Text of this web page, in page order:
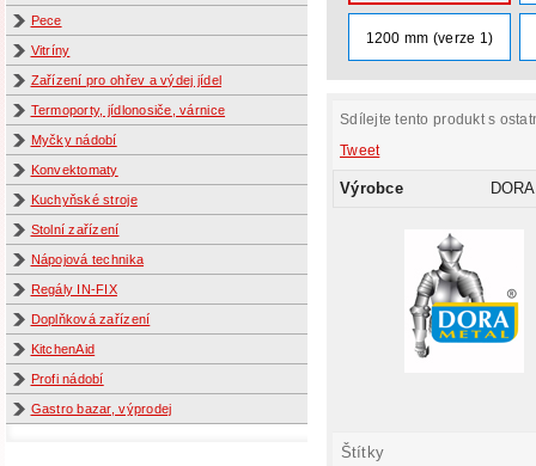
Pece
Vitríny
Zařízení pro ohřev a výdej jídel
Termoporty, jídlonosiče, várnice
Myčky nádobí
Konvektomaty
Kuchyňské stroje
Stolní zařízení
Nápojová technika
Regály IN-FIX
Doplňková zařízení
KitchenAid
Profi nádobí
Gastro bazar, výprodej
1200 mm (verze 1)
Sdílejte tento produkt s
Tweet
Výrobce
Štítky